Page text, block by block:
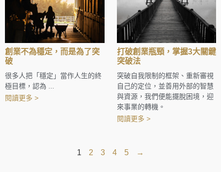
創業不為穩定，而是為了突
破
很多人把「穩定」當作人生的終
極目標，認為 ...
閱讀更多 >
打破創業瓶頸，掌握3大關鍵
突破法
突破自我限制的框架、重新審視
自己的定位，並善用外部的智慧
與資源，我們便能擺脫困境，迎
來事業的轉機。
閱讀更多 >
1 2 3 4 5 →